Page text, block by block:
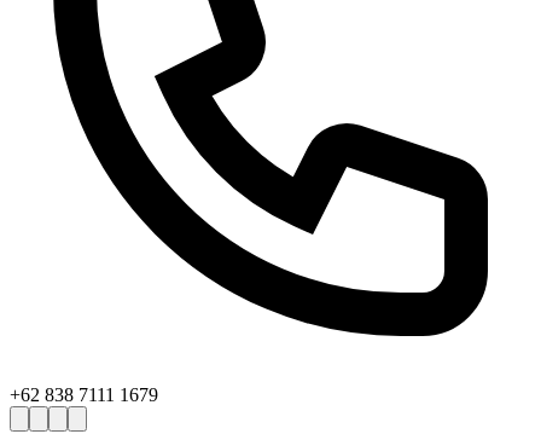
+62 838 7111 1679